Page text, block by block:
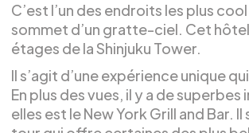
C’est l’un des endroits les plus
sommet d’un gratte-ciel. Cet
étages de la Shinjuku Tower.
Il s’agit d’une expérience unique
En plus des vues, il y a de
elles est le New York Grill and Bar.